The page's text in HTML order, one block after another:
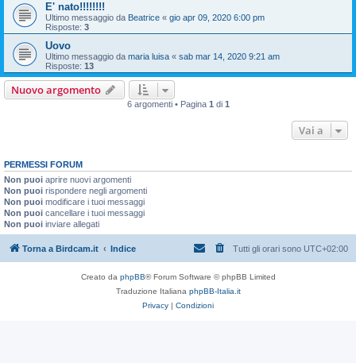
E' nato!!!!!!!!
Ultimo messaggio da Beatrice « gio apr 09, 2020 6:00 pm
Risposte: 3
Uovo
Ultimo messaggio da maria luisa « sab mar 14, 2020 9:21 am
Risposte: 13
Nuovo argomento
6 argomenti • Pagina 1 di 1
Vai a
PERMESSI FORUM
Non puoi aprire nuovi argomenti
Non puoi rispondere negli argomenti
Non puoi modificare i tuoi messaggi
Non puoi cancellare i tuoi messaggi
Non puoi inviare allegati
Torna a Birdcam.it Indice Tutti gli orari sono UTC+02:00
Creato da phpBB® Forum Software © phpBB Limited
Traduzione Italiana phpBB-Italia.it
Privacy | Condizioni